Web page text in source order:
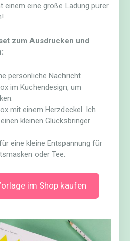
einem eine große Ladung purer
zum Ausdrucken und
persönliche Nachricht
im Kuchendesign, um
mit einem Herzdeckel. Ich
kleinen Glücksbringer
eine kleine Entspannung für
oder Tee.
im Shop kaufen